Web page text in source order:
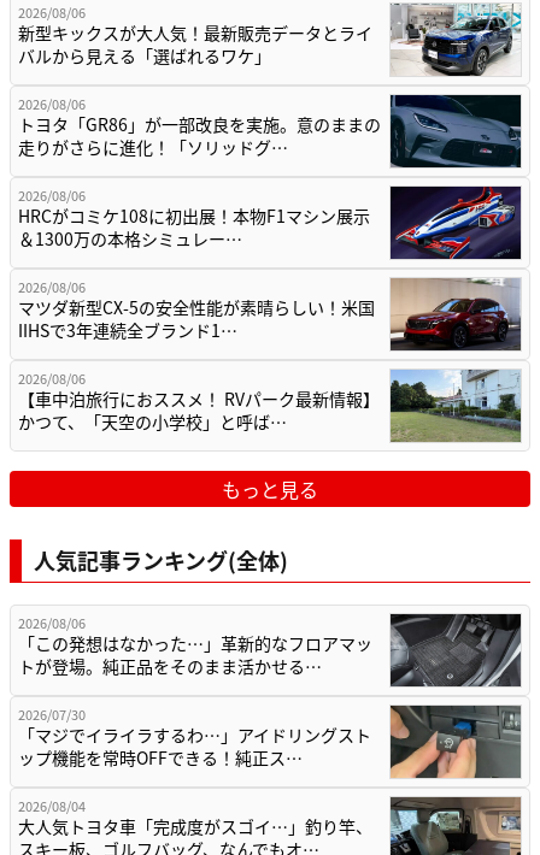
2026/08/06
新型キックスが大人気！最新販売データとライ
バルから見える「選ばれるワケ」
2026/08/06
トヨタ「GR86」が一部改良を実施。意のままの
走りがさらに進化！「ソリッドグ…
2026/08/06
HRCがコミケ108に初出展！本物F1マシン展示
＆1300万の本格シミュレー…
2026/08/06
マツダ新型CX-5の安全性能が素晴らしい！米国
IIHSで3年連続全ブランド1…
2026/08/06
【車中泊旅行におススメ！ RVパーク最新情報】
かつて、「天空の小学校」と呼ば…
もっと見る
人気記事ランキング(全体)
2026/08/06
「この発想はなかった…」革新的なフロアマッ
トが登場。純正品をそのまま活かせる…
2026/07/30
「マジでイライラするわ…」アイドリングスト
ップ機能を常時OFFできる！純正ス…
2026/08/04
大人気トヨタ車「完成度がスゴイ…」釣り竿、
スキー板、ゴルフバッグ、なんでもオ…